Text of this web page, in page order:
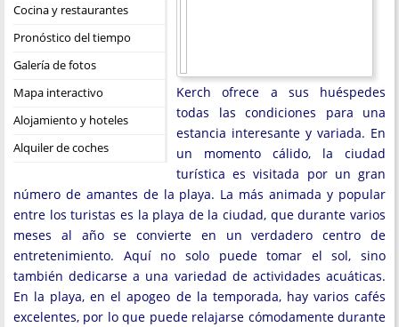
Cocina y restaurantes
Pronóstico del tiempo
Galería de fotos
Mapa interactivo
Alojamiento y hoteles
Alquiler de coches
Kerch ofrece a sus huéspedes
todas las condiciones para una
estancia interesante y variada. En
un momento cálido, la ciudad
turística es visitada por un gran
número de amantes de la playa. La más animada y popular
entre los turistas es la playa de la ciudad, que durante varios
meses al año se convierte en un verdadero centro de
entretenimiento. Aquí no solo puede tomar el sol, sino
también dedicarse a una variedad de actividades acuáticas.
En la playa, en el apogeo de la temporada, hay varios cafés
excelentes, por lo que puede relajarse cómodamente durante